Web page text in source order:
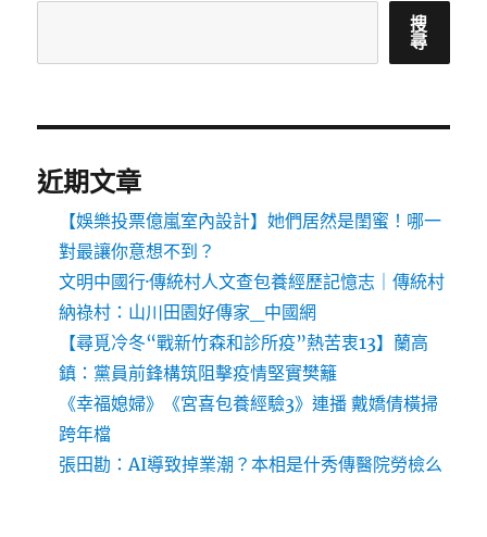
搜
尋
近期文章
【娛樂投票億嵐室內設計】她們居然是閨蜜！哪一
對最讓你意想不到？
文明中國行·傳統村人文查包養經歷記憶志｜傳統村
納祿村：山川田園好傳家_中國網
【尋覓冷冬“戰新竹森和診所疫”熱苦衷13】蘭高
鎮：黨員前鋒構筑阻擊疫情堅實樊籬
《幸福媳婦》《宮喜包養經驗3》連播 戴嬌倩橫掃
跨年檔
張田勘：AI導致掉業潮？本相是什秀傳醫院勞檢么